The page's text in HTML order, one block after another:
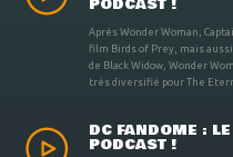
PODCAST !
Après Wonder Woman,
film Birds of Prey, mais
de Black Widow, Wonder
très diversifié pour The
DC FANDOME :
PODCAST !